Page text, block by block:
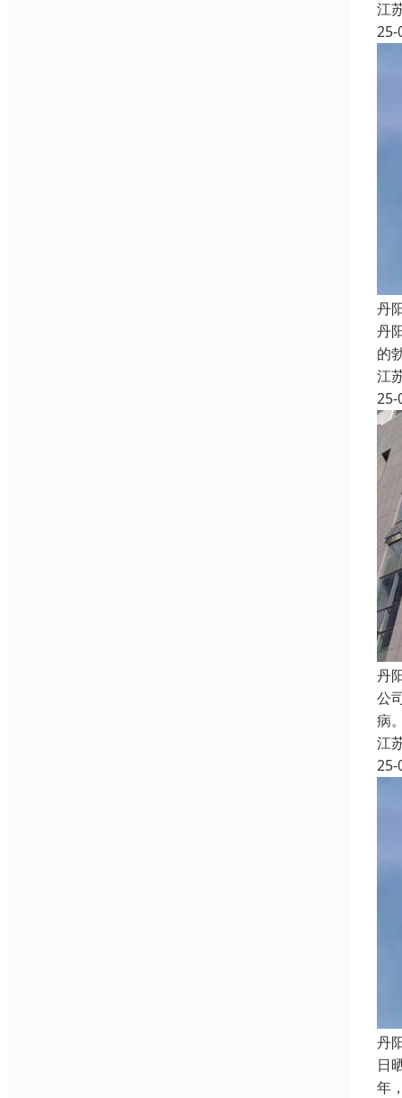
江
25-
丹
丹
的
江
25-
丹
公
病
江
25-
丹
日
年